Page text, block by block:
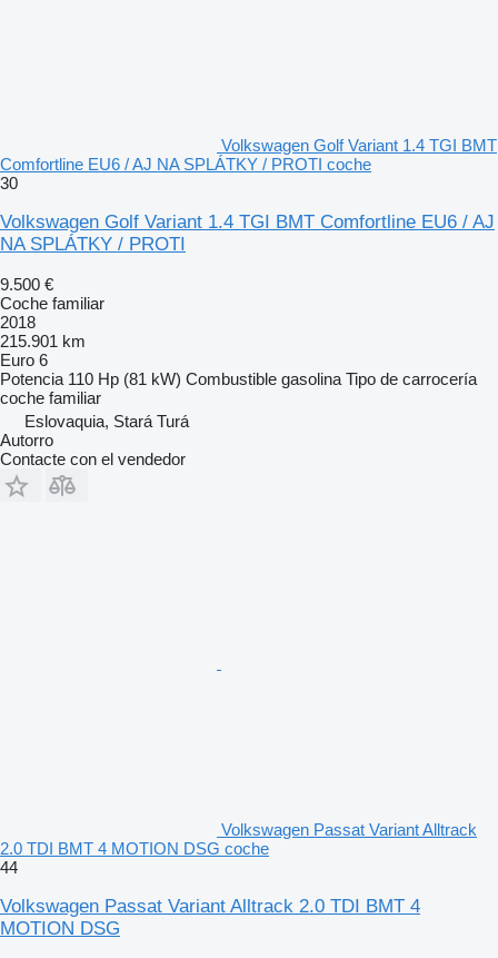
Volkswagen Golf Variant 1.4 TGI BMT
Comfortline EU6 / AJ NA SPLÁTKY / PROTI coche
30
Volkswagen Golf Variant 1.4 TGI BMT Comfortline EU6 / AJ
NA SPLÁTKY / PROTI
9.500 €
Coche familiar
2018
215.901 km
Euro 6
Potencia 110 Hp (81 kW) Combustible gasolina Tipo de carrocería
coche familiar
Eslovaquia, Stará Turá
Autorro
Contacte con el vendedor
Volkswagen Passat Variant Alltrack
2.0 TDI BMT 4 MOTION DSG coche
44
Volkswagen Passat Variant Alltrack 2.0 TDI BMT 4
MOTION DSG